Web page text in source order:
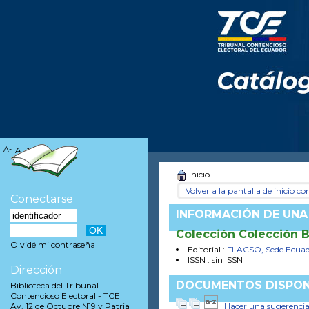
Inicio
Volver a la pantalla de inicio
INFORMACIÓN DE
Colección Colección
Editorial : FLACSO, Sede
ISSN : sin ISSN
DOCUMENTOS
Hacer una sugerencia
A- A A+
Conectarse
Olvidé mi contraseña
Dirección
Biblioteca del Tribunal
Contencioso Electoral - TCE
Av. 12 de Octubre N19 y Patria